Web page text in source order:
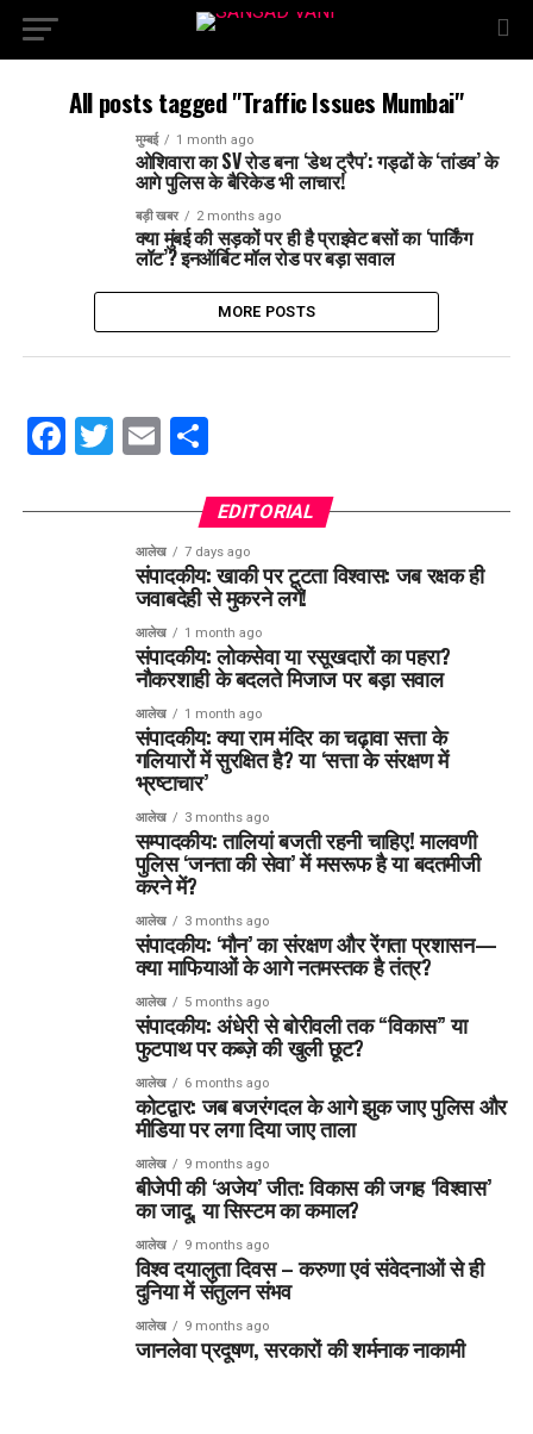
All posts tagged "Traffic Issues Mumbai"
मुम्बई 1 month ago
ओशिवारा का SV रोड बना ‘डेथ ट्रैप’: गड्ढों के ‘तांडव’ के
आगे पुलिस के बैरिकेड भी लाचार!
बड़ी खबर 2 months ago
क्या मुंबई की सड़कों पर ही है प्राइवेट बसों का ‘पार्किंग
लॉट’? इनऑर्बिट मॉल रोड पर बड़ा सवाल
MORE POSTS
Facebook
Twitter
EmailShare
EDITORIAL
आलेख 7 days ago
संपादकीय: खाकी पर टूटता विश्वास: जब रक्षक ही
जवाबदेही से मुकरने लगें!
आलेख 1 month ago
संपादकीय: लोकसेवा या रसूखदारों का पहरा?
नौकरशाही के बदलते मिजाज पर बड़ा सवाल
आलेख 1 month ago
संपादकीय: क्या राम मंदिर का चढ़ावा सत्ता के
गलियारों में सुरक्षित है? या ‘सत्ता के संरक्षण में
भ्रष्टाचार’
आलेख 3 months ago
सम्पादकीय: तालियां बजती रहनी चाहिए! मालवणी
पुलिस ‘जनता की सेवा’ में मसरूफ है या बदतमीजी
करने में?
आलेख 3 months ago
संपादकीय: ‘मौन’ का संरक्षण और रेंगता प्रशासन—
क्या माफियाओं के आगे नतमस्तक है तंत्र?
आलेख 5 months ago
संपादकीय: अंधेरी से बोरीवली तक “विकास” या
फुटपाथ पर कब्ज़े की खुली छूट?
आलेख 6 months ago
कोटद्वार: जब बजरंगदल के आगे झुक जाए पुलिस और
मीडिया पर लगा दिया जाए ताला
आलेख 9 months ago
बीजेपी की ‘अजेय’ जीत: विकास की जगह ‘विश्वास’
का जादू, या सिस्टम का कमाल?
आलेख 9 months ago
विश्व दयालुता दिवस – करुणा एवं संवेदनाओं से ही
दुनिया में संतुलन संभव
आलेख 9 months ago
जानलेवा प्रदूषण, सरकारों की शर्मनाक नाकामी